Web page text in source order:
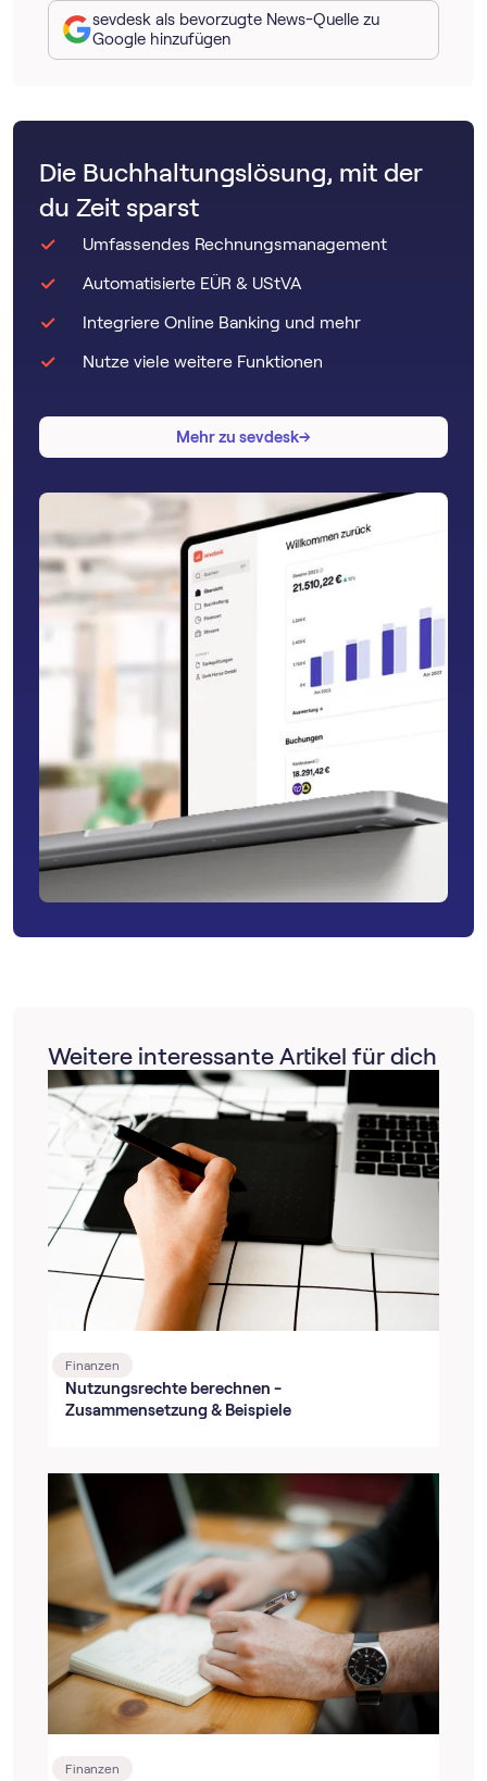
sevdesk als bevorzugte News-Quelle zu
Google hinzufügen
Die Buchhaltungslösung, mit der
du Zeit sparst
Umfassendes Rechnungsmanagement
Automatisierte EÜR & UStVA
Integriere Online Banking und mehr
Nutze viele weitere Funktionen
Mehr zu sevdesk→
→
Weitere interessante Artikel für dich
Finanzen
Nutzungsrechte berechnen -
Zusammensetzung & Beispiele
Finanzen